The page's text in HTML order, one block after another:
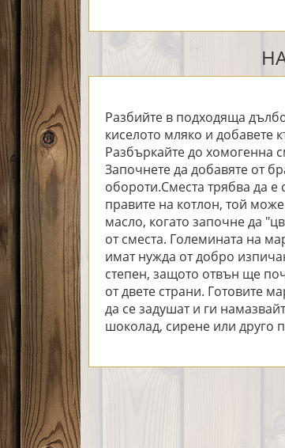
Разбийте в подходяща
киселото мляко и добавете
Разбъркайте до хомогенна
Започнете да добавяте от
обороти.Сместа трябва да е
правите на котлон, той
масло, когато започне да
от сместа. Големината на
имат нужда от добро
степен, защото отвън ще
от двете страни. Готовите
да се задушат и ги
шоколад, сирене или друго